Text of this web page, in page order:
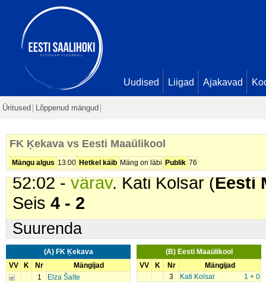
Uudised Liigad Ajakavad
Üritused Lõppenud mängud
FK Ķekava vs Eesti Maaülikool
Mängu algus 13:00 Hetkel käib Mäng on läbi Publik 76
30:09 -
karistus (207 -
min
33:05 -värav
36:31 - värav . Luīze Raseiceva (
45:56 -värav. Elīna Drēziņa (FK
49:56 -värav. Reti Väärt-Mölder (
Pollisinski. Seis4 - 1
52:02 -värav. Kati Kolsar (Eesti
Seis 4 - 2
Suurenda
(A) FK Ķekava
VV
K Nr
Mängijad
1
Elza Šalte
(B) Eesti Maaülikool
VV
K Nr
Mängijad
3
1 + 0
Kati Kolsar